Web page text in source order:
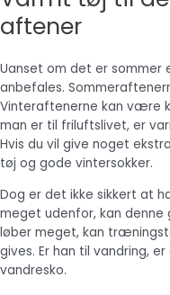
aftener
Uanset om det er sommer
anbefales.
Vinteraftenerne kan være
man er til friluftslivet, er
Hvis du vil give noget
tøj og gode vintersokker.
Dog er det ikke sikkert at
meget udenfor, kan
løber meget, kan
gives. Er han til vandring,
vandresko.